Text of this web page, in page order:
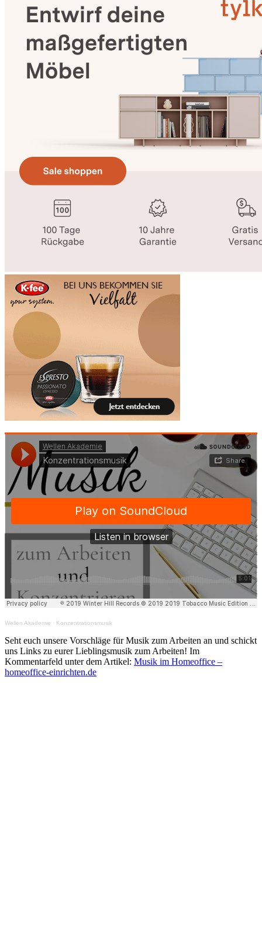
Wellen Akademie · Konzentrationsmusik
Seht euch unsere Vorschläge für Musik zum Arbeiten an und schickt
uns Links zu eurer Lieblingsmusik zum Arbeiten! Im
Kommentarfeld unter dem Artikel: Musik im Homeoffice –
homeoffice-einrichten.de